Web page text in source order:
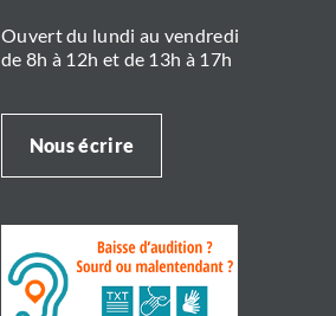
Ouvert du lundi au vendredi
de 8h à 12h et de 13h à 17h
Nous écrire